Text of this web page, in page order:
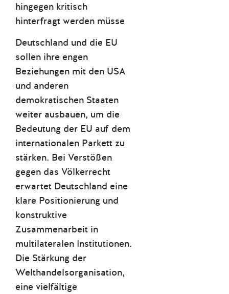
hingegen kritisch
hinterfragt werden müsse
Deutschland und die EU
sollen ihre engen
Beziehungen mit den USA
und anderen
demokratischen Staaten
weiter ausbauen, um die
Bedeutung der EU auf dem
internationalen Parkett zu
stärken. Bei Verstößen
gegen das Völkerrecht
erwartet Deutschland eine
klare Positionierung und
konstruktive
Zusammenarbeit in
multilateralen Institutionen.
Die Stärkung der
Welthandelsorganisation,
eine vielfältige